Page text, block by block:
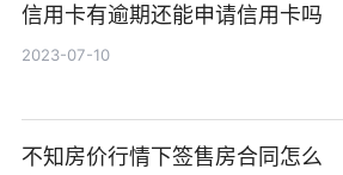
信用卡有逾期还能申请信用卡吗
2023-07-10
不知房价行情下签售房合同怎么